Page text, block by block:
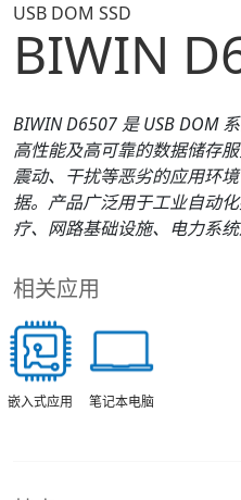
USB DOM SSD
BIWIN
BIWIND6507 是USBDOM
高性能及高可靠的数据储存
震动、干扰等恶劣的应用环
据。产品广泛用于工业自动
疗、网路基础设施、电力系统
相关应用
嵌入式应用 笔记本电脑